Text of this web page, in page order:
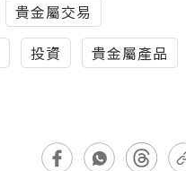
貴金屬交易
投資
貴金屬產品